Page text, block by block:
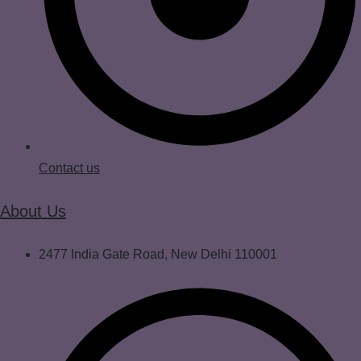
Contact us
About Us
2477 India Gate Road, New Delhi 110001